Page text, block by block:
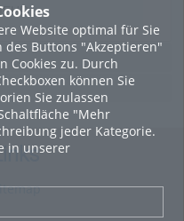
Website optimal für Sie
Buttons "Akzeptieren"
Cookies zu. Durch
können Sie
Sie zulassen
"Mehr
jeder Kategorie.
in unserer